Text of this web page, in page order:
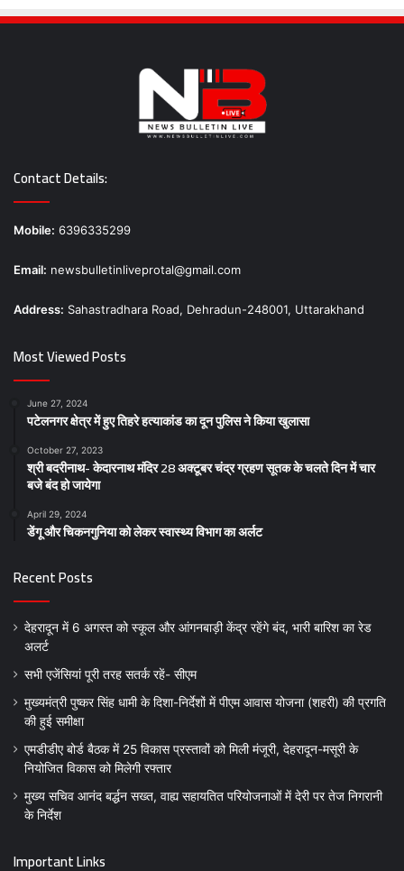
Contact Details:
Mobile: 6396335299
Email: newsbulletinliveprotal@gmail.com
Address: Sahastradhara Road, Dehradun-248001, Uttarakhand
Most Viewed Posts
June 27, 2024
पटेलनगर क्षेत्र में हुए तिहरे हत्याकांड का दून पुलिस ने किया खुलासा
October 27, 2023
श्री बदरीनाथ- केदारनाथ मंदिर 28 अक्टूबर चंद्र ग्रहण सूतक के चलते दिन में चार
बजे बंद हो जायेगा
April 29, 2024
डेंगू और चिकनगुनिया को लेकर स्वास्थ्य विभाग का अर्लट
Recent Posts
देहरादून में 6 अगस्त को स्कूल और आंगनबाड़ी केंद्र रहेंगे बंद, भारी बारिश का रेड
अलर्ट
सभी एजेंसियां पूरी तरह सतर्क रहें- सीएम
मुख्यमंत्री पुष्कर सिंह धामी के दिशा-निर्देशों में पीएम आवास योजना (शहरी) की प्रगति
की हुई समीक्षा
एमडीडीए बोर्ड बैठक में 25 विकास प्रस्तावों को मिली मंजूरी, देहरादून-मसूरी के
नियोजित विकास को मिलेगी रफ्तार
मुख्य सचिव आनंद बर्द्धन सख्त, वाह्य सहायतित परियोजनाओं में देरी पर तेज निगरानी
के निर्देश
Important Links